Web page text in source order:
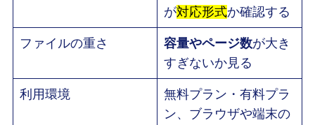
が対応形式か確認する
ファイルの重さ 容量やページ数が大き
すぎないか見る
利用環境
無料プラン・有料プラ
ン、ブラウザや端末の